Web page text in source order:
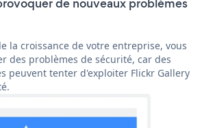
de nouveaux problèmes
la croissance de votre entreprise, vous
des problèmes de sécurité, car des
peuvent tenter d'exploiter Flickr Gallery